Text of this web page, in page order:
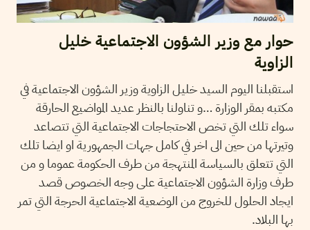
حوار مع وزير الشؤون الاجتماعية خليل
الزاوية
استقبلنا اليوم السيد خليل الزاوية وزير الشؤون الاجتماعية في
مكتبه بمقر الوزارة …و تناولنا بالنظر عديد المواضيع الحارقة
سواء تلك التي تخص الاحتجاجات الاجتماعية التي تتصاعد
وتيرتها من حين الى اخر في كامل جهات الجمهورية او ايضا تلك
التي تتعلق بالسياسة المنتهجة من طرف الحكومة عموما و من
طرف وزارة الشؤون الاجتماعية على وجه الخصوص قصد
ايجاد الحلول للخروج من الوضعية الاجتماعية الحرجة التي تمر
بها البلاد.